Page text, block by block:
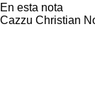
En esta nota
Cazzu Christian